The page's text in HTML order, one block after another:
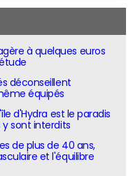
à quelques euros
déconseillent
équipés
d'Hydra est le paradis
y sont interdits
de plus de 40 ans,
et l'équilibre